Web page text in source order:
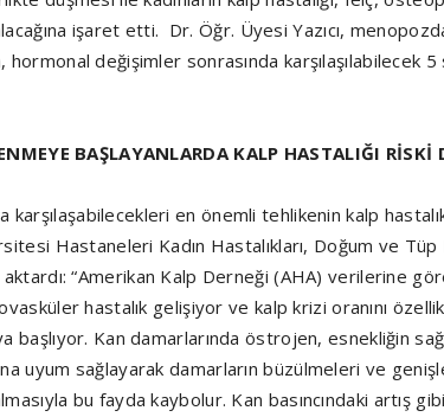
işaret etti. Dr. Öğr. Üyesi Yazıcı,
değişimler sonrasında karşılaşılabilecek 5
BAŞLAYANLARDA KALP HASTALIĞI RİSKİ
karşılaşabilecekleri en önemli tehlikenin kalp
Hastaneleri Kadın Hastalıkları, Doğum ve Tüp
aktardı: “Amerikan Kalp Derneği (AHA) verilerine
hastalık gelişiyor ve kalp krizi oranını
başlıyor. Kan damarlarında östrojen, esnekliğin
uyum sağlayarak damarların büzülmeleri ve
bu fayda kaybolur. Kan basıncındaki artış